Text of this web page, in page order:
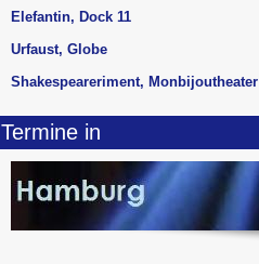
Elefantin, Dock 11
Urfaust, Globe
Shakespeareriment, Monbijoutheater
Termine in